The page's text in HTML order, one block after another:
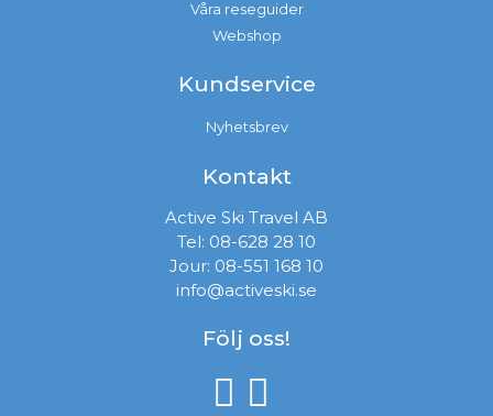
Våra reseguider
Webshop
Kundservice
Nyhetsbrev
Kontakt
Active Ski Travel AB
Tel: 08-628 28 10
Jour: 08-551 168 10
info@activeski.se
Följ oss!